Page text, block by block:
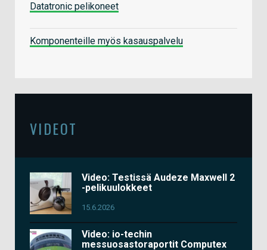
Datatronic pelikoneet
Komponenteille myös kasauspalvelu
VIDEOT
Video: Testissä Audeze Maxwell 2
-pelikuulokkeet
15.6.2026
Video: io-techin
messuosastoraportit Computex